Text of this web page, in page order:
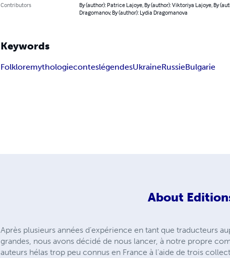
Contributors
By (author): Patrice Lajoye, By (author): Viktoriya Lajoye, By
Dragomanov, By (author): Lydia Dragomanova
Keywords
FolkloremythologieconteslégendesUkraineRussieBulgarie
About
Après plusieurs années d’expérience en tant que traducteurs
grandes, nous avons décidé de nous lancer, à notre propre
auteurs hélas trop peu connus en France à l’aide de trois